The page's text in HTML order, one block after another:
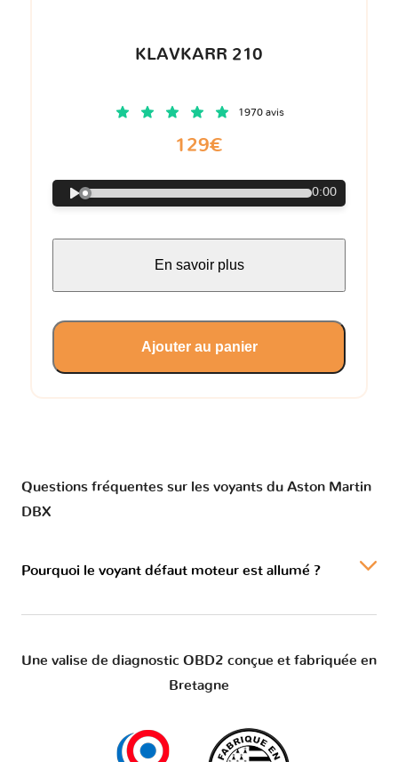
KLAVKARR 210
1970 avis
129€
0:00
En savoir plus
Ajouter au panier
Questions fréquentes sur les voyants du Aston Martin
DBX
Pourquoi le voyant défaut moteur est allumé ?
Une valise de diagnostic OBD2 conçue et fabriquée en
Bretagne